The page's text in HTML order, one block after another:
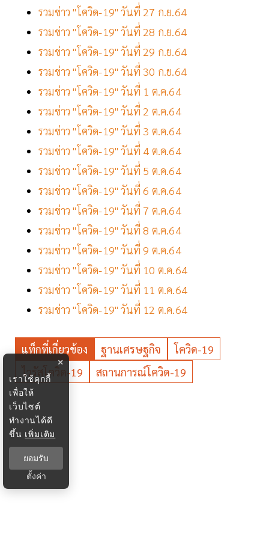
รวมข่าว "โควิด-19" วันที่ 27 ก.ย.64
รวมข่าว "โควิด-19" วันที่ 28 ก.ย.64
รวมข่าว "โควิด-19" วันที่ 29 ก.ย.64
รวมข่าว "โควิด-19" วันที่ 30 ก.ย.64
รวมข่าว "โควิด-19" วันที่ 1 ต.ค.64
รวมข่าว "โควิด-19" วันที่ 2 ต.ค.64
รวมข่าว "โควิด-19" วันที่ 3 ต.ค.64
รวมข่าว "โควิด-19" วันที่ 4 ต.ค.64
รวมข่าว "โควิด-19" วันที่ 5 ต.ค.64
รวมข่าว "โควิด-19" วันที่ 6 ต.ค.64
รวมข่าว "โควิด-19" วันที่ 7 ต.ค.64
รวมข่าว "โควิด-19" วันที่ 8 ต.ค.64
รวมข่าว "โควิด-19" วันที่ 9 ต.ค.64
รวมข่าว "โควิด-19" วันที่ 10 ต.ค.64
รวมข่าว "โควิด-19" วันที่ 11 ต.ค.64
รวมข่าว "โควิด-19" วันที่ 12 ต.ค.64
แท็กที่เกี่ยวข้อง ฐานเศรษฐกิจ
โควิด-19
ไวรัสโควิด-19
สถานการณ์โควิด-19
×
เราใช้คุกกี้
เพื่อให้
เว็บไซต์
ทำงานได้ดี
ขึ้น เพิ่มเติม
ยอมรับ
ตั้งค่า